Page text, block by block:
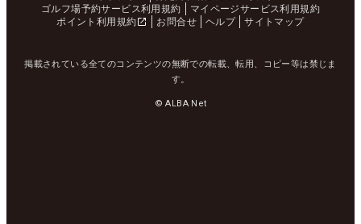
ゴルフ場予約サービス利用規約
マイページサービス利用規約
ポイント利用規約
お問合せ ヘルプ サイトマップ
掲載されている全てのコンテンツの無断での転載、転用、コピー等は禁じま
す。
© ALBA Net